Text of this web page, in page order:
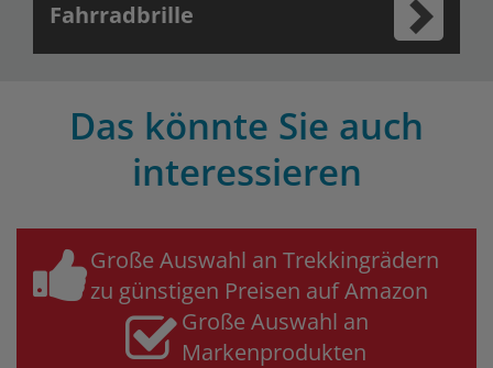
Fahrradbrille
Das könnte Sie auch
interessieren
Große Auswahl an Trekkingrädern
zu günstigen Preisen auf Amazon
Große Auswahl an
Markenprodukten